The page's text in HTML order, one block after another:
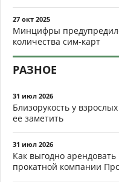
27 окт 2025
Минцифры
количества сим-карт
РАЗНОЕ
31 июл 2026
Близорукость у
ее заметить
31 июл 2026
Как выгодно
прокатной компании